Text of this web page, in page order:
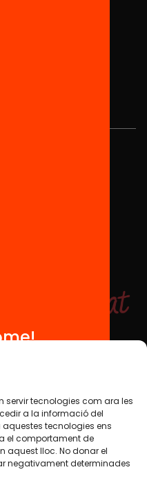
servir tecnologies com ara les
a la informació del
tecnologies ens
el comportament de
aquest lloc. No donar el
negativament determinades
HUB